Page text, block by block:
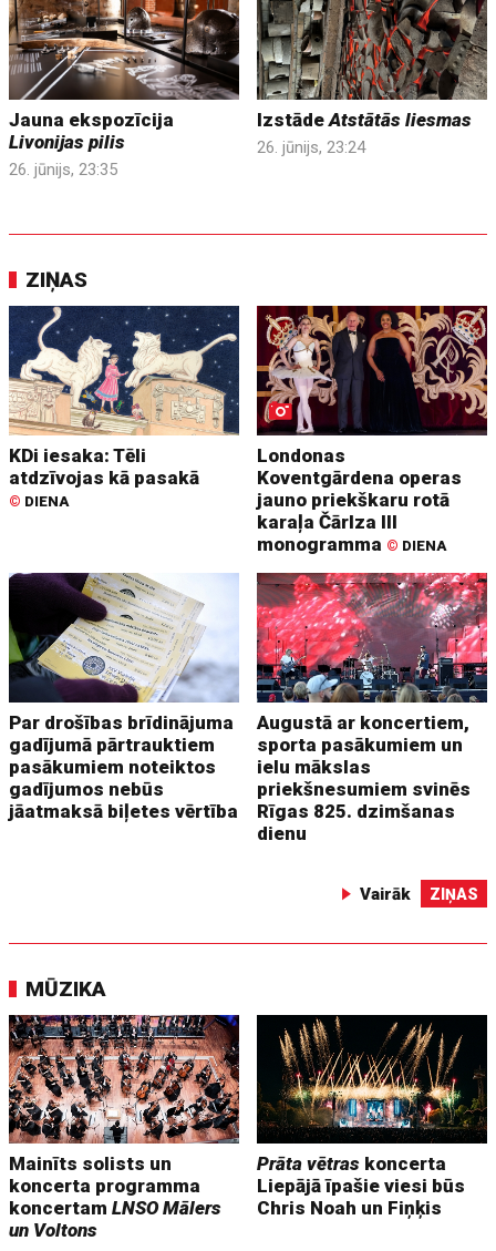
Jauna ekspozīcija
Livonijas pilis
26. jūnijs, 23:35
IzstādeAtstātās liesmas
26. jūnijs, 23:24
ZIŅAS
KDi iesaka: Tēli
atdzīvojas kā pasakā
© DIENA
Londonas
Koventgārdena operas
jauno priekškaru rotā
karaļa Čārlza III
monogramma © DIENA
Par drošības brīdinājuma
gadījumā pārtrauktiem
pasākumiem noteiktos
gadījumos nebūs
jāatmaksā biļetes vērtība
Augustā ar koncertiem,
sporta pasākumiem un
ielu mākslas
priekšnesumiem svinēs
Rīgas 825. dzimšanas
dienu
Vairāk ZIŅAS
MŪZIKA
Mainīts solists un
koncerta programma
koncertamLNSO Mālers
un Voltons
Prāta vētras koncerta
Liepājā īpašie viesi būs
Chris Noah un Fiņķis